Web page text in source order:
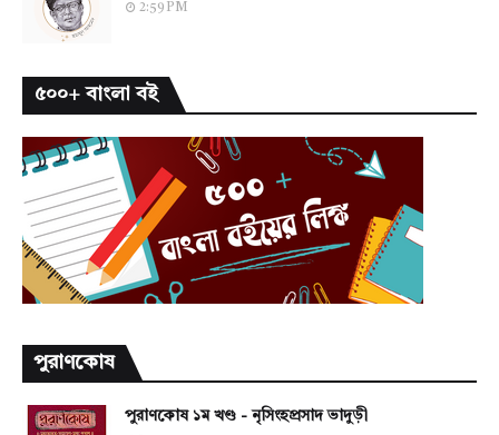
2:59 PM
৫০০+ বাংলা বই
পুরাণকোষ
পুরাণকোষ ১ম খণ্ড - নৃসিংহপ্রসাদ ভাদুড়ী